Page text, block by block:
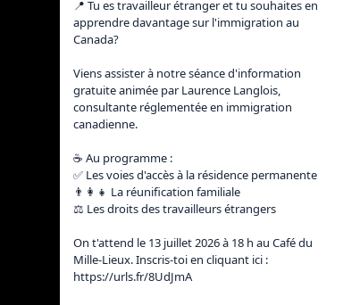
📍 Tu es travailleur étranger et tu souhaites en
apprendre davantage sur l'immigration au
Canada?
Viens assister à notre séance d'information
gratuite animée par Laurence Langlois,
consultante réglementée en immigration
canadienne.
☕ Au programme :
✅ Les voies d'accès à la résidence permanente
👨‍👩‍👧 La réunification familiale
⚖️ Les droits des travailleurs étrangers
On t'attend le 13 juillet 2026 à 18 h au Café du
Mille-Lieux. Inscris-toi en cliquant ici :
https://urls.fr/8UdJmA